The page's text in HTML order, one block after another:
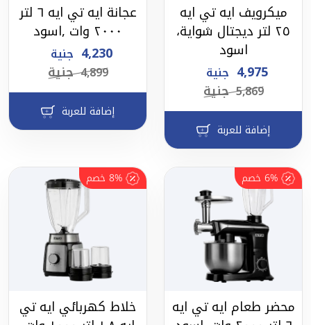
ميكرويف ايه تي ايه
٢٥ لتر ديجتال شواية،
اسود
4,975 جنية
5,869 جنية
إضافة للعربة
عجانة ايه تي ايه ٦ لتر
٢٠٠٠ وات ,اسود
4,230 جنية
4,899 جنية
إضافة للعربة
6% خصم
محضر طعام ايه تي ايه
8% خصم
خلاط كهربائي ايه تي